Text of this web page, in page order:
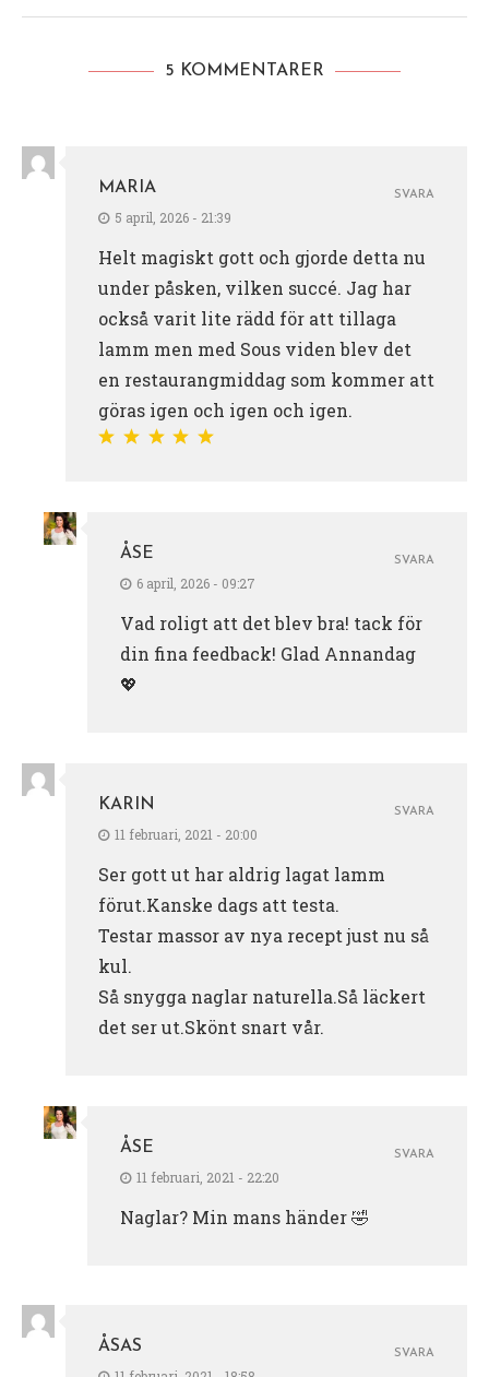
5 KOMMENTARER
MARIA
5 april, 2026 - 21:39
Helt magiskt gott och gjorde detta nu
under påsken, vilken succé. Jag har
också varit lite rädd för att tillaga
lamm men med Sous viden blev det
en restaurangmiddag som kommer att
göras igen och igen och igen.
SVARA
ÅSE
6 april, 2026 - 09:27
Vad roligt att det blev bra! tack för
din fina feedback! Glad Annandag
💖
SVARA
KARIN
11 februari, 2021 - 20:00
Ser gott ut har aldrig lagat lamm
förut.Kanske dags att testa.
Testar massor av nya recept just nu så
kul.
Så snygga naglar naturella.Så läckert
det ser ut.Skönt snart vår.
SVARA
ÅSE
11 februari, 2021 - 22:20
Naglar? Min mans händer 🤣
SVARA
ÅSAS
SVARA